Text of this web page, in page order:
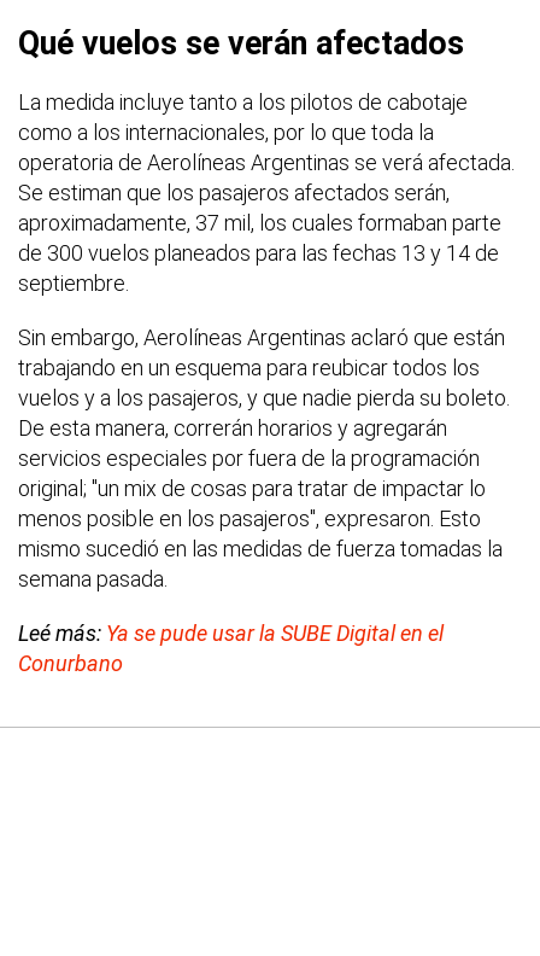
Qué vuelos se verán afectados
La medida incluye tanto a los pilotos de cabotaje
como a los internacionales, por lo que toda la
operatoria de Aerolíneas Argentinas se verá afectada.
Se estiman que los pasajeros afectados serán,
aproximadamente, 37 mil, los cuales formaban parte
de 300 vuelos planeados para las fechas 13 y 14 de
septiembre.
Sin embargo, Aerolíneas Argentinas aclaró que están
trabajando en un esquema para reubicar todos los
vuelos y a los pasajeros, y que nadie pierda su boleto.
De esta manera, correrán horarios y agregarán
servicios especiales por fuera de la programación
original; "un mix de cosas para tratar de impactar lo
menos posible en los pasajeros", expresaron. Esto
mismo sucedió en las medidas de fuerza tomadas la
semana pasada.
Leé más: Ya se pude usar la SUBE Digital en el
Conurbano